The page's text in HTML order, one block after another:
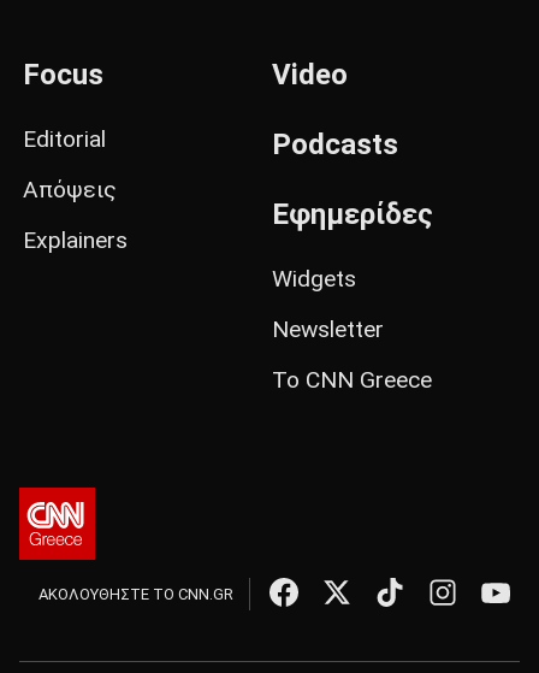
Focus
Editorial
Απόψεις
Explainers
Video
Podcasts
Εφημερίδες
Widgets
Newsletter
Το CNN Greece
ΑΚΟΛΟΥΘΗΣΤΕ ΤΟ CNN.GR